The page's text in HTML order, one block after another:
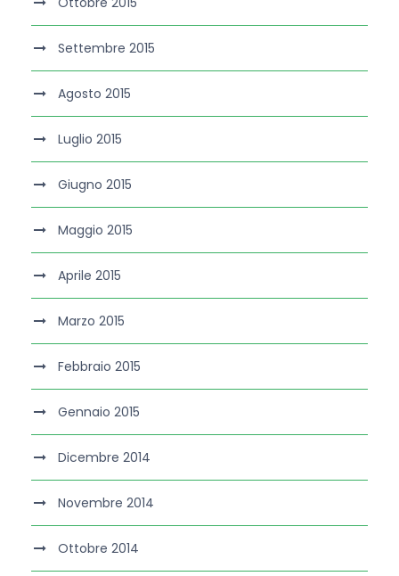
Settembre 2015
Agosto 2015
Luglio 2015
Giugno 2015
Maggio 2015
Aprile 2015
Marzo 2015
Febbraio 2015
Gennaio 2015
Dicembre 2014
Novembre 2014
Ottobre 2014